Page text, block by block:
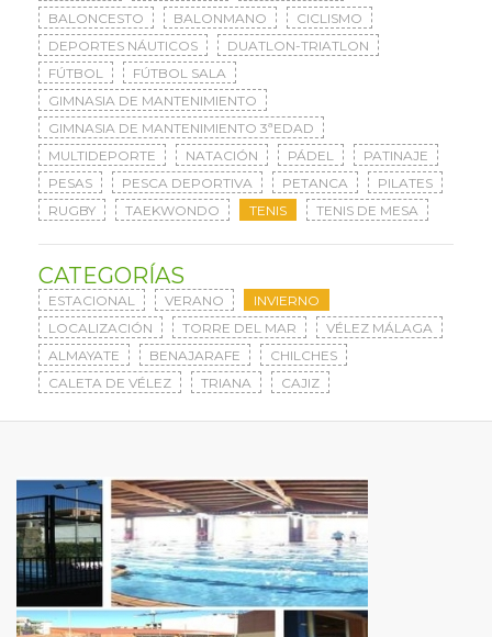
BALONCESTO
BALONMANO
CICLISMO
DEPORTES NÁUTICOS
DUATLON-TRIATLON
FÚTBOL
FÚTBOL SALA
GIMNASIA DE MANTENIMIENTO
GIMNASIA DE MANTENIMIENTO 3ªEDAD
MULTIDEPORTE
NATACIÓN PÁDEL
PATINAJE
PESAS
PESCA DEPORTIVA PETANCA
PILATES
RUGBY
TAEKWONDO TENIS TENIS DE MESA
CATEGORÍAS
ESTACIONAL VERANO
INVIERNO
LOCALIZACIÓN
TORRE DEL MAR
VÉLEZ MÁLAGA
ALMAYATE
BENAJARAFE
CHILCHES
CALETA DE VÉLEZ
TRIANA CAJIZ